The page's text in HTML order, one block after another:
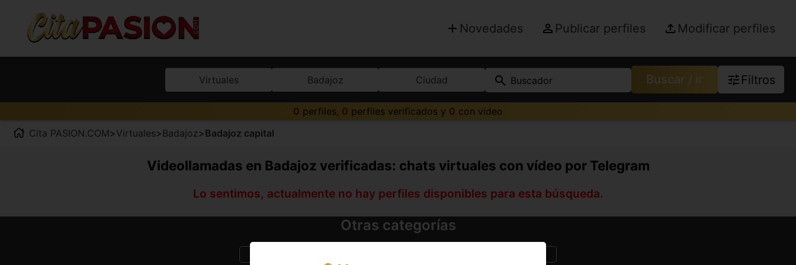
Novedades Publicar perfiles Modificar perfiles
Virtuales Badajoz Ciudad Buscador Buscar / ir Filtros
0 perfiles, 0 perfiles verificados y 0 con video
Cita PASION.COM>Virtuales>Badajoz>Badajoz capital
Videollamadas en Badajoz verificadas: chats virtuales con vídeo por Telegram
Lo sentimos, actualmente no hay perfiles disponibles para esta búsqueda.
Otras categorías